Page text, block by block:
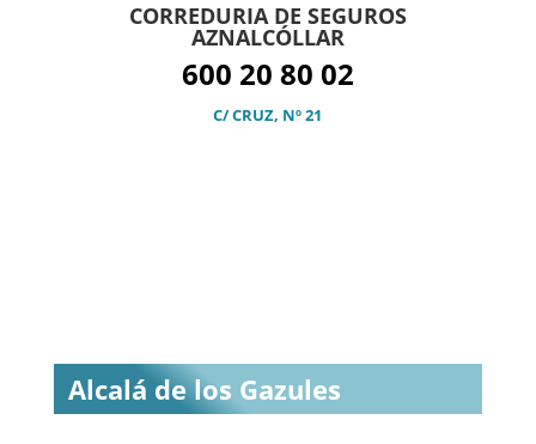
CORREDURIA DE SEGUROS
AZNALCÓLLAR
600 20 80 02
C/ CRUZ, Nº 21
Alcalá de los Gazules